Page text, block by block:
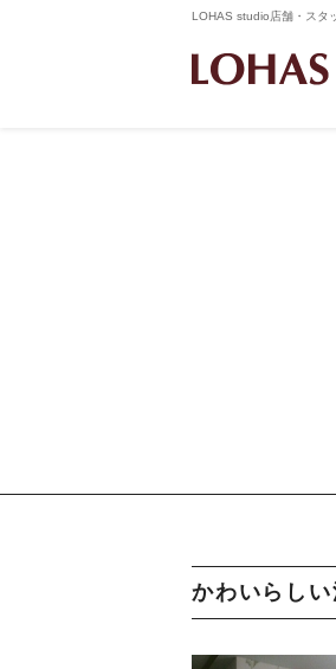
LOHAS studio店舗・スタ
かわいらし